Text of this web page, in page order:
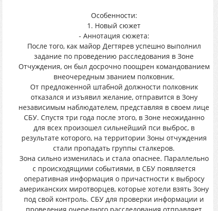
Особенности:
1. Новый сюжет
- Аннотация сюжета:
После того, как майор Дегтярев успешно выполнил
задание по проведению расследования в Зоне
Отчуждения, он был досрочно поощрен командованием
внеочередным званием полковник.
От предложенной штабной должности полковник
отказался и изъявил желание, отправится в Зону
независимым наблюдателем, представляя в своем лице
СБУ. Спустя три года после этого, в Зоне неожиданно
для всех произошел сильнейший пси выброс, в
результате которого, на территории Зоны отчуждения
стали пропадать группы сталкеров.
Зона сильно изменилась и стала опаснее. Параллельно
с происходящими событиями, в СБУ появляется
оперативная информация о причастности к выбросу
американских миротворцев, которые хотели взять Зону
под свой контроль. СБУ для проверки информации и